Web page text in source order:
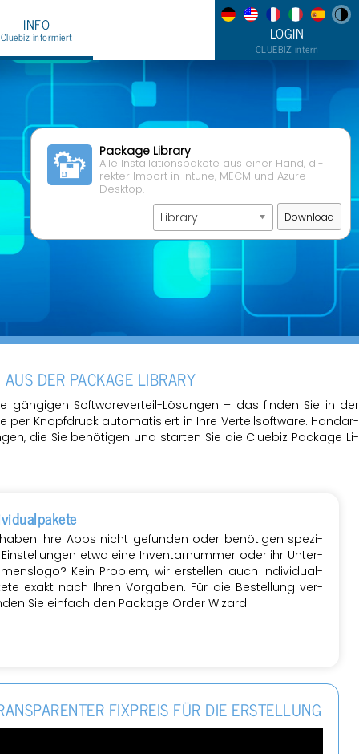
INFO
Clue­biz in­for­miert
Clue­biz News
Hilfe & Sup­port
LOGIN
CLUE­BIZ in­tern
Pa­cka­ge Li­bra­ry
Alle In­stal­la­ti­ons­pa­ke­te aus einer Hand, di­
rek­ter Im­port in In­tu­ne, MECM und Azure
Desk­top.
Library Down­load
DER PA­CKA­GE LI­BRA­RY
gän­gi­gen Soft­ware­ver­teil-Lö­sun­gen – das fin­den Sie in der
per Knopf­druck au­to­ma­ti­siert in Ihre Ver­teil­soft­ware. Hand­ar­
die Sie be­nö­ti­gen und star­ten Sie die Clue­biz Pa­cka­ge Li­
haben ihre Apps nicht ge­fun­den oder be­nö­ti­gen spe­zi­
Ein­stel­lun­gen etwa eine In­ven­tar­num­mer oder ihr Un­ter­
Kein Pro­blem, wir er­stel­len auch In­di­vi­du­al­
exakt nach Ihren Vor­ga­ben. Für die Be­stel­lung ver­
Sie ein­fach den Pa­cka­ge Order Wi­zard.
FIX­PREIS FÜR DIE ER­STEL­LUNG